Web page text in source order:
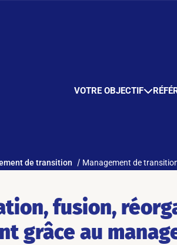
VOTRE OBJECTIF
de transition Management de
fusion,
grâce au